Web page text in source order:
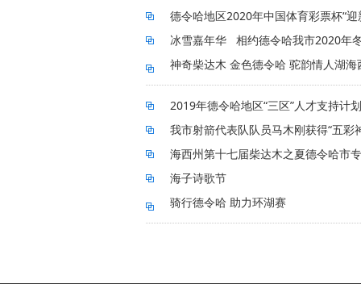
德令哈地区2020年中国体育彩票杯“
冰雪嘉年华 相约德令哈我市2020年
神奇柴达木 金色德令哈 驼韵情人湖海
2019年德令哈地区“三区”人才支持计
我市射箭代表队队员马木刚获得“五彩
海西州第十七届柴达木之夏德令哈市
海子诗歌节
骑行德令哈 助力环湖赛